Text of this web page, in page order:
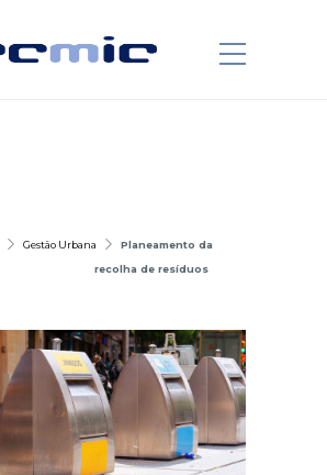
Gestão Urbana
Planeamento da
recolha de resíduos